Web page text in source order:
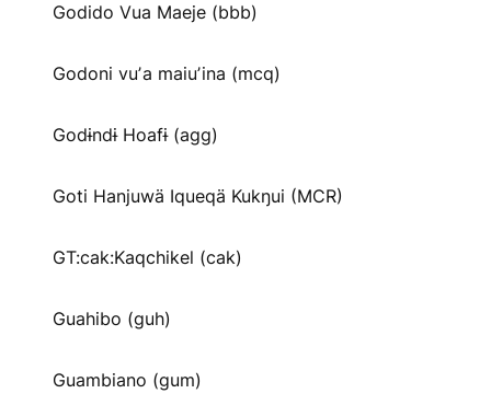
Godido Vua Maeje (bbb)
Godoni vuʼa maiuʼina (mcq)
Godɨndɨ Hoafɨ (agg)
Goti Hanjuwä Iqueqä Kukŋui (MCR)
GT:cak:Kaqchikel (cak)
Guahibo (guh)
Guambiano (gum)